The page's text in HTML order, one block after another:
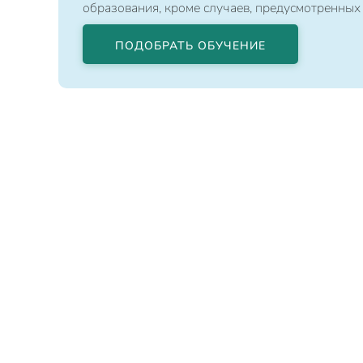
образования, кроме случаев,
ПОДОБРАТЬ ОБУЧЕНИЕ